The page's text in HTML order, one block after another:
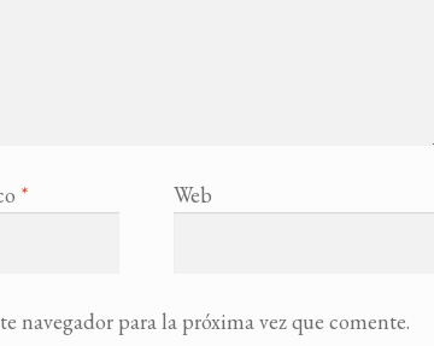
* Web
navegador para la próxima vez que comente.